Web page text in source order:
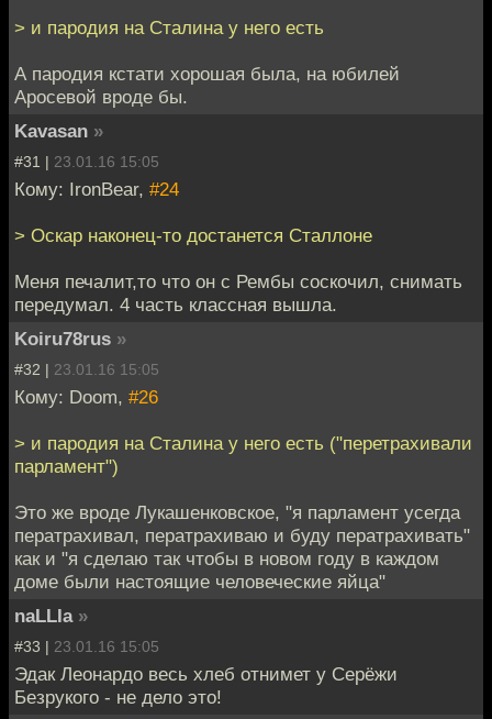
> и пародия на Сталина у него есть
А пародия кстати хорошая была, на юбилей
Аросевой вроде бы.
Kavasan »
#31 | 23.01.16 15:05
Кому: IronBear, #24
> Оскар наконец-то достанется Сталлоне
Меня печалит,то что он с Рембы соскочил, снимать
передумал. 4 часть классная вышла.
Koiru78rus »
#32 | 23.01.16 15:05
Кому: Doom, #26
> и пародия на Сталина у него есть ("перетрахивали
парламент")
Это же вроде Лукашенковское, "я парламент усегда
ператрахивал, ператрахиваю и буду ператрахивать"
как и "я сделаю так чтобы в новом году в каждом
доме были настоящие человеческие яйца"
naLLIa »
#33 | 23.01.16 15:05
Эдак Леонардо весь хлеб отнимет у Серёжи
Безрукого - не дело это!